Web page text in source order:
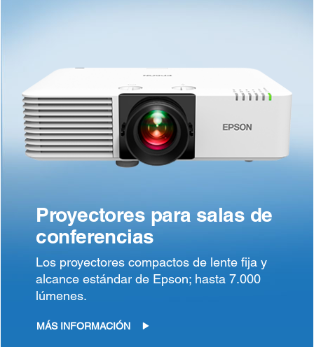
Proyectores para salas de
conferencias
Los proyectores compactos de lente fija y
alcance estándar de Epson; hasta 7.000
lúmenes.
MÁS INFORMACIÓN